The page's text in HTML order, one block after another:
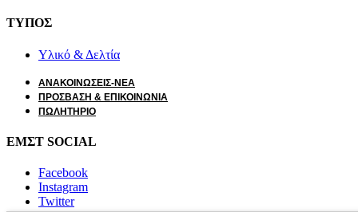
ΤΥΠΟΣ
Υλικό & Δελτία
ΑΝΑΚΟΙΝΩΣΕΙΣ-ΝΕΑ
ΠΡΟΣΒΑΣΗ & ΕΠΙΚΟΙΝΩΝΙΑ
ΠΩΛΗΤΗΡΙΟ
ΕΜΣΤ SOCIAL
Facebook
Instagram
Twitter